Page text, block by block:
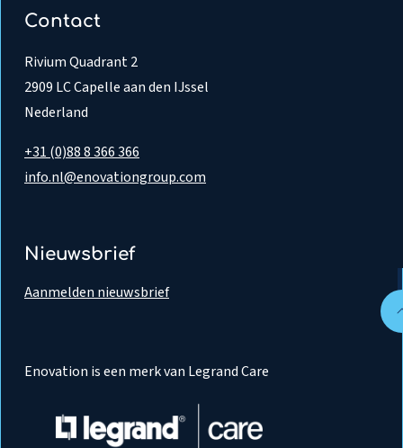
Contact
Rivium Quadrant 2
2909 LC Capelle aan den IJssel
Nederland
+31 (0)88 8 366 366
info.nl@enovationgroup.com
Nieuwsbrief
Aanmelden nieuwsbrief
Enovation is een merk van Legrand Care